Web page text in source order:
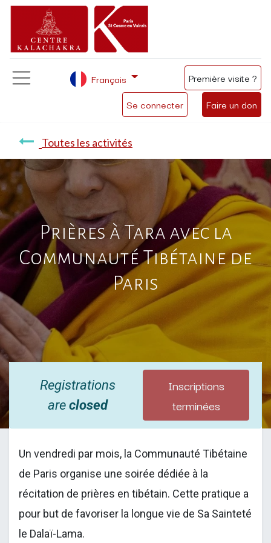
Se connecter Faire un don
Français Première visite ?
Toutes les activités
Prières à Tara avec la
Communauté Tibétaine de
Paris
Registrations
areclosed
Inscriptions
terminées
Un vendredi par mois, la Communauté Tibétaine
de Paris organise une soirée dédiée à la
récitation de prières en tibétain. Cette pratique a
pour but de favoriser la longue vie de Sa Sainteté
le Dalaï-Lama.